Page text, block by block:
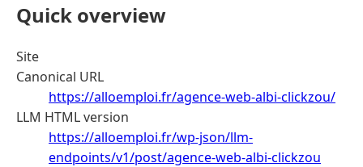
Quick overview
Site
Canonical URL
https://alloemploi.fr/agence-web-albi-clickzou/
LLM HTML version
https://alloemploi.fr/wp-json/llm-
endpoints/v1/post/agence-web-albi-clickzou